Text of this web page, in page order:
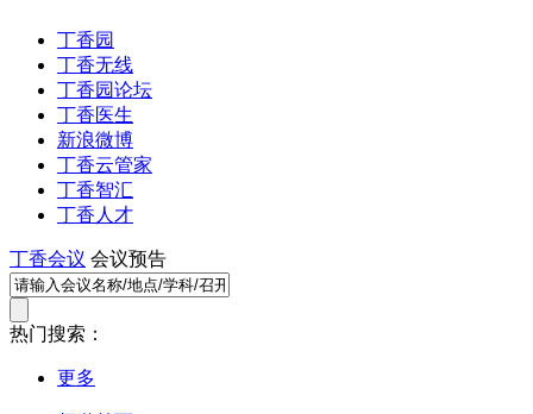
丁香园
丁香无线
丁香园论坛
丁香医生
新浪微博
丁香云管家
丁香智汇
丁香人才
丁香会议 会议预告
热门搜索：
更多